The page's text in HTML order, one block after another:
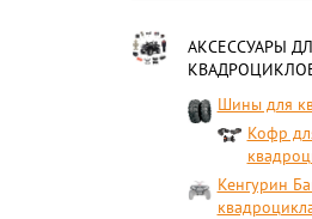
АКСЕССУАРЫ
Шины для
Кофр
Кенгурин